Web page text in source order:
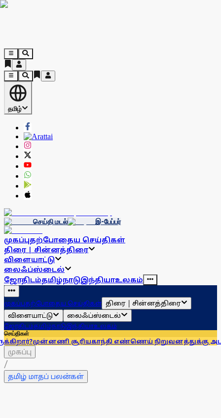
தமிழ்
செய்தி மடல் இ-பேப்பர்
முகப்புதற்போதைய செய்திகள்
திரை | சின்னத்திரை
விளையாட்டு
லைஃப்ஸ்டைல்
ஜோதிடம்தமிழ்நாடுஇந்தியாஉலகம்
முகப்புதற்போதைய செய்திகள் திரை | சின்னத்திரை
விளையாட்டு
லைஃப்ஸ்டைல்
ஜோதிடம்தமிழ்நாடுஇந்தியாஉலகம்
செய்திகள்
சூரியகாந்தி எண்ணெய் நிறுவனத்துக்கு அபராதம்!
முகப்பு
/
தமிழ் மாதப் பலன்கள்